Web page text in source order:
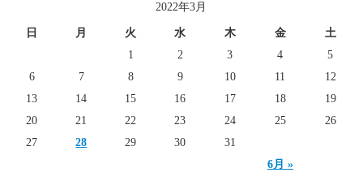
2022年3月
日 月 火 水 木 金 土
6月 »
1 2 3 4
5
6
7 8 9 10 11
12
13
14 15 16 17 18
19
20
21 22 23 24 25
26
27
28 29 30 31